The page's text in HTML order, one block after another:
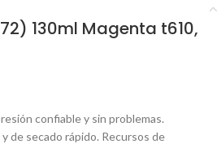
130ml Magenta t610,
confiable y sin problemas.
de secado rápido. Recursos de